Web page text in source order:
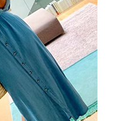
Roca